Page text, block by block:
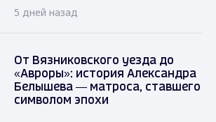
5 дней назад
От Вязниковского уезда до
«Авроры»: история Александра
Белышева — матроса, ставшего
символом эпохи